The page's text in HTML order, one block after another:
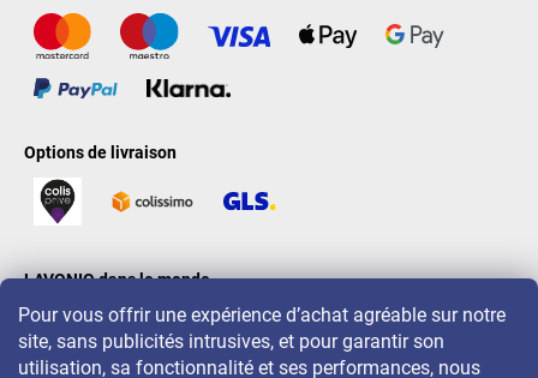
Pour vous offrir une expérience d’achat agréable sur notre
site, sans publicités intrusives, et pour garantir son
utilisation, sa fonctionnalité et ses performances, nous
Options de livraison
LAVONIO dans le monde